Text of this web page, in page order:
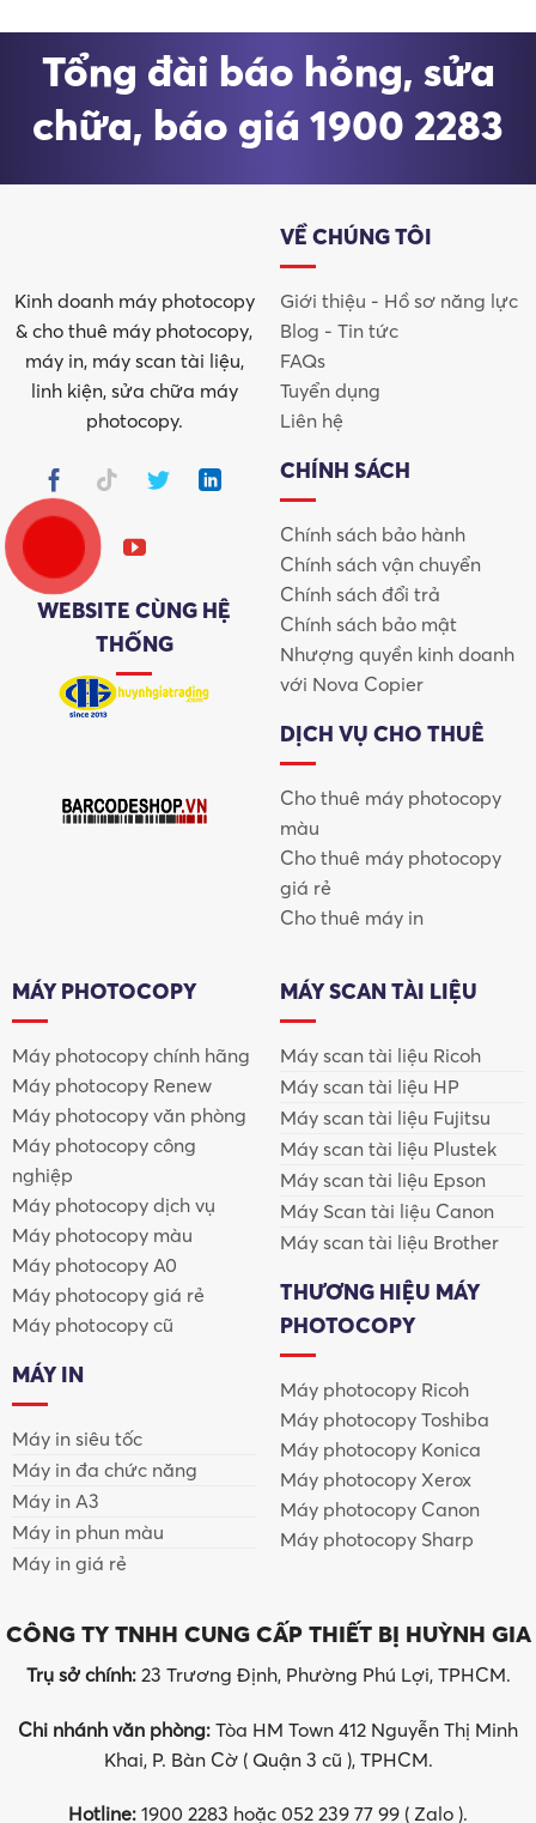
Tổng đài báo hỏng, sửa
chữa, báo giá 1900 2283
Kinh doanh máy photocopy
& cho thuê máy photocopy,
máy in, máy scan tài liệu,
linh kiện, sửa chữa máy
photocopy.
WEBSITE CÙNG HỆ
THỐNG
VỀ CHÚNG TÔI
Giới thiệu - Hồ sơ năng lực
Blog - Tin tức
FAQs
Tuyển dụng
Liên hệ
CHÍNH SÁCH
Chính sách bảo hành
Chính sách vận chuyển
Chính sách đổi trả
Chính sách bảo mật
Nhượng quyền kinh doanh
với Nova Copier
DỊCH VỤ CHO THUÊ
Cho thuê máy photocopy
màu
Cho thuê máy photocopy
giá rẻ
Cho thuê máy in
MÁY PHOTOCOPY
Máy photocopy chính hãng
Máy photocopy Renew
Máy photocopy văn phòng
Máy photocopy công
nghiệp
Máy photocopy dịch vụ
Máy photocopy màu
Máy photocopy A0
Máy photocopy giá rẻ
Máy photocopy cũ
MÁY IN
Máy in siêu tốc
Máy in đa chức năng
Máy in A3
Máy in phun màu
Máy in giá rẻ
MÁY SCAN TÀI LIỆU
Máy scan tài liệu Ricoh
Máy scan tài liệu HP
Máy scan tài liệu Fujitsu
Máy scan tài liệu Plustek
Máy scan tài liệu Epson
Máy Scan tài liệu Canon
Máy scan tài liệu Brother
THƯƠNG HIỆU MÁY
PHOTOCOPY
Máy photocopy Ricoh
Máy photocopy Toshiba
Máy photocopy Konica
Máy photocopy Xerox
Máy photocopy Canon
Máy photocopy Sharp
CÔNG TY TNHH CUNG CẤP THIẾT BỊ HUỲNH GIA
Trụ sở chính:23 Trương Định, Phường Phú Lợi, TPHCM.
Chi nhánh văn phòng: Tòa HM Town 412 Nguyễn Thị Minh
Khai, P. Bàn Cờ ( Quận 3 cũ ), TPHCM.
Hotline: 1900 2283 hoặc 052 239 77 99 ( Zalo ).